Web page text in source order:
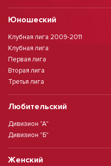
Юношеский
Клубная лига 2009-2011
Клубная лига
Первая лига
Вторая лига
Третья лига
Любительский
Дивизион "А"
Дивизион "Б"
Женский